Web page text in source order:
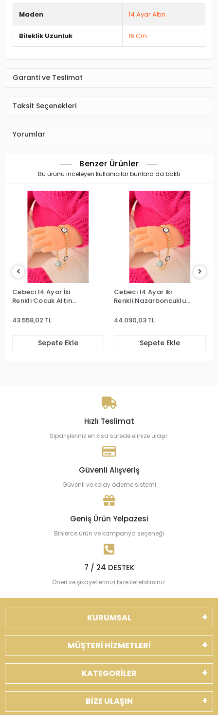
Maden 14 Ayar Altın
Bileklik Uzunluk 16 Cm
Garanti ve Teslimat
Taksit Seçenekleri
Yorumlar
Benzer Ürünler
Bu ürünü inceleyen kullanıcılar bunlara da baktı
Cebeci 14 Ayar İki
Renkli Çocuk Altın
43.558,02 TL
Sepete Ekle
Cebeci 14 Ayar İki
Renkli Nazarboncuklu
44.090,03 TL
Sepete Ekle
Hızlı Teslimat
Siparişleriniz en kısa sürede elinize ulaşır.
Güvenli Alışveriş
Güvenli ve kolay ödeme sistemi
Geniş Ürün Yelpazesi
Binlerce ürün ve kampanya seçeneği
7 / 24 DESTEK
Öneri ve şikayetlerinizi bize iletebilirsiniz.
KURUMSAL
MÜŞTERİ HİZMETLERİ
KATEGORİLER
BİZE ULAŞIN